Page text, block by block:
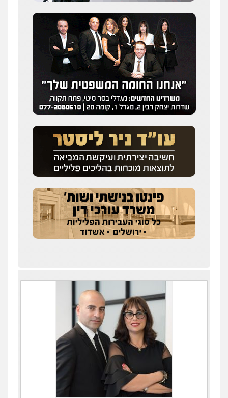
גיא זהבי משרד עורכי דין
פלילי משפחה
503456449
עו"ד איהאב ג'לג'ולי
פלילי מעצרים וחקירות עורכי דין לענייני
אסירים